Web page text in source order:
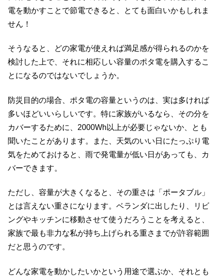
電を動かすことで節電できると、とても面白いかもしれま
せん！
そうなると、どの家電が使えれば満足感が得られるのかを
検討した上で、それに相応しい容量のポタ電を購入するこ
とになるのではないでしょうか。
防災目的の場合、ポタ電の容量というのは、実は多ければ
多いほどいいらしいです。特に家族がいるなら、その分を
カバーするために、2000Wh以上が必要じゃないか、とも
聞いたことがあります。また、天気のいい日にたっぷり電
気をためておけると、雨で発電量が低い日があっても、カ
バーできます。
ただし、容量が大きくなると、その重さは「ポータブル」
とは言えない重さになります。ベランダに出したり、リビ
ングやキッチンに移動させて使うだろうことを考えると、
家族で最も非力な私が持ち上げられる重さまでが許容範囲
だと思うのです。
どんな家電を動かしたいかという用途で選ぶか、それとも